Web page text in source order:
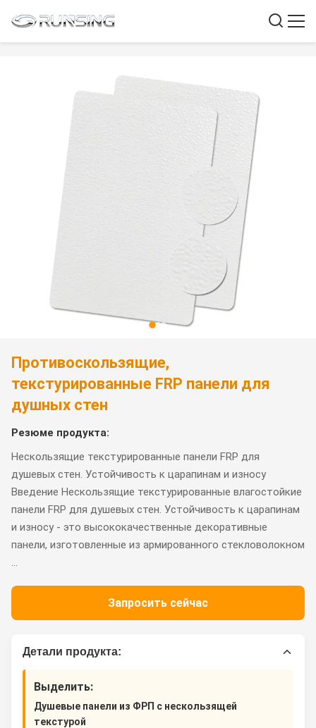
Противоскользящие,
текстурированные FRP панели для
душных стен
Резюме продукта:
Нескользящие текстурированные панели FRP для
душевых стен. Устойчивость к царапинам и износу
Введение Нескользящие текстурированные влагостойкие
панели FRP для душевых стен. Устойчивость к царапинам
и износу - это высококачественные декоративные
панели, изготовленные из армированного стекловолокном
...
Запросить сейчас
Детали продукта:
Выделить:
Душевые панели из ФРП с нескользящей
текстурой